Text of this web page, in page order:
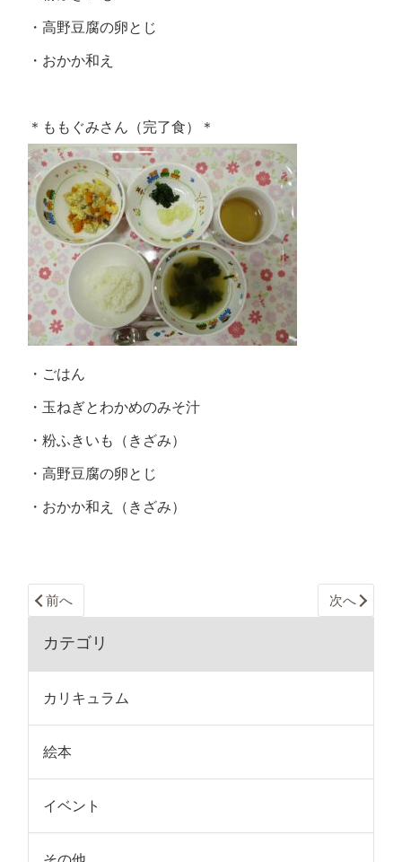
・高野豆腐の卵とじ
・おかか和え
＊ももぐみさん（完了食）＊
・ごはん
・玉ねぎとわかめのみそ汁
・粉ふきいも（きざみ）
・高野豆腐の卵とじ
・おかか和え（きざみ）
前へ 次へ
カテゴリ
カリキュラム
絵本
イベント